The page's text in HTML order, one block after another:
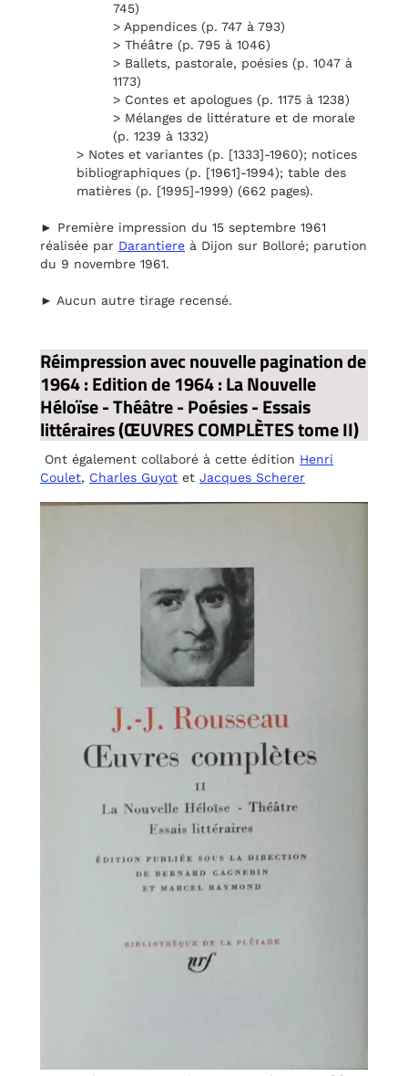
745)
> Appendices (p. 747 à 793)
> Théâtre (p. 795 à 1046)
> Ballets, pastorale, poésies (p. 1047 à
1173)
> Contes et apologues (p. 1175 à 1238)
> Mélanges de littérature et de morale
(p. 1239 à 1332)
> Notes et variantes (p. [1333]-1960); notices
bibliographiques (p. [1961]-1994); table des
matières (p. [1995]-1999) (662 pages).
► Première impression du 15 septembre 1961
réalisée par Darantiere à Dijon sur Bolloré; parution
du 9 novembre 1961.
► Aucun autre tirage recensé.
Réimpression avec nouvelle pagination de
1964 : Edition de 1964 : La Nouvelle
Héloïse - Théâtre - Poésies - Essais
littéraires (ŒUVRES COMPLÈTES tome II)
Ont également collaboré à cette édition Henri
Coulet, Charles Guyot et Jacques Scherer